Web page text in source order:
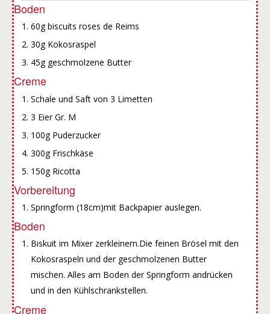
Boden
60g biscuits roses de Reims
30g Kokosraspel
45g geschmolzene Butter
Creme
Schale und Saft von 3 Limetten
3 Eier Gr. M
100g Puderzucker
300g Frischkäse
150g Ricotta
Vorbereitung
Springform (18cm)mit Backpapier auslegen.
Boden
Biskuit im Mixer zerkleinern.Die feinen Brösel mit den
Kokosraspeln und der geschmolzenen Butter
mischen. Alles am Boden der Springform andrücken
und in den Kühlschrankstellen.
Creme